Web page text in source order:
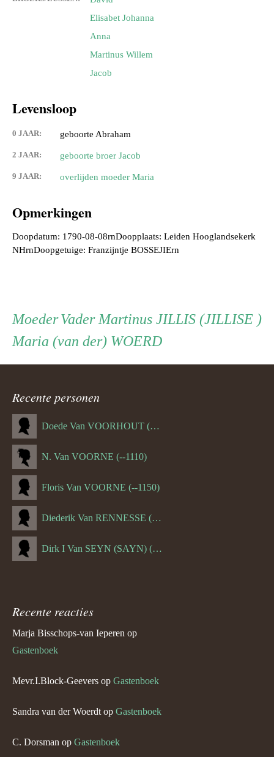
Elisabet Johanna
Anna
Martinus Willem
Jacob
Levensloop
0 JAAR: geboorte Abraham
2 JAAR: geboorte broer Jacob
9 JAAR: overlijden moeder Maria
Opmerkingen
Doopdatum: 1790-08-08rnDoopplaats: Leiden Hooglandsekerk
NHrnDoopgetuige: Franzijntje BOSSEJIErn
Persoon
ouder
navigatie
Vader Vader
Martinus JILLIS (JILLISE )
Moeder
Moeder
Maria (van der) WOERD
Recente personen
Doede Van VOORHOUT (Van FORNEHOLT) (--1101)
N. Van VOORNE (--1110)
Floris Van VOORNE (--1150)
Diederik Van RENNESSE (--1144)
Dirk I Van SEYN (SAYN) (--1120)
Recente reacties
Marja Bisschops-van Ieperen op
Gastenboek
Mevr.I.Block-Geevers op Gastenboek
Sandra van der Woerdt op Gastenboek
C. Dorsman op Gastenboek